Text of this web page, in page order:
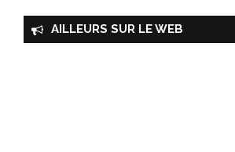
AILLEURS SUR LE WEB